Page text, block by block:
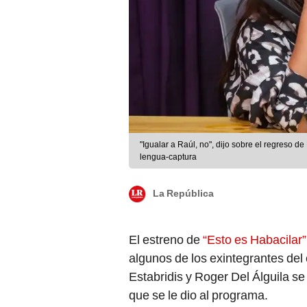
"Igualar a Raúl, no", dijo sobre el regreso
lengua-captura
La República
El estreno de“Esto es
algunos de los exintegrantes
Estabridis y Roger Del Álguila
que se le dio al programa.